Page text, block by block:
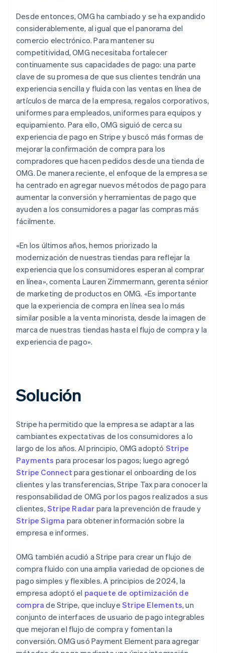
Desde entonces, OMG ha cambiado y se ha expandido
considerablemente, al igual que el panorama del
comercio electrónico. Para mantener su
competitividad, OMG necesitaba fortalecer
continuamente sus capacidades de pago: una parte
clave de su promesa de que sus clientes tendrán una
experiencia sencilla y fluida con las ventas en línea de
artículos de marca de la empresa, regalos corporativos,
uniformes para empleados, uniformes para equipos y
equipamiento. Para ello, OMG siguió de cerca su
experiencia de pago en Stripe y buscó más formas de
mejorar la confirmación de compra para los
compradores que hacen pedidos desde una tienda de
OMG. De manera reciente, el enfoque de la empresa se
ha centrado en agregar nuevos métodos de pago para
aumentar la conversión y herramientas de pago que
ayuden a los consumidores a pagar las compras más
fácilmente.
«En los últimos años, hemos priorizado la
modernización de nuestras tiendas para reflejar la
experiencia que los consumidores esperan al comprar
en línea», comenta Lauren Zimmermann, gerenta sénior
de marketing de productos en OMG. «Es importante
que la experiencia de compra en línea sea lo más
similar posible a la venta minorista, desde la imagen de
marca de nuestras tiendas hasta el flujo de compra y la
experiencia de pago».
Solución
Stripe ha permitido que la empresa se adaptar a las
cambiantes expectativas de los consumidores a lo
largo de los años. Al principio, OMG adoptó Stripe
Payments para procesar los pagos; luego agregó
Stripe Connect para gestionar el onboarding de los
clientes y las transferencias, Stripe Tax para conocer la
responsabilidad de OMG por los pagos realizados a sus
clientes,Stripe Radar para la prevención de fraude y
Stripe Sigma para obtener información sobre la
empresa e informes.
OMG también acudió a Stripe para crear un flujo de
compra fluido con una amplia variedad de opciones de
pago simples y flexibles. A principios de 2024, la
empresa adoptó el paquete de optimización de
compra de Stripe, que incluyeStripe Elements, un
conjunto de interfaces de usuario de pago integrables
que mejoran el flujo de compra y fomentan la
conversión. OMG usó Payment Element para agregar